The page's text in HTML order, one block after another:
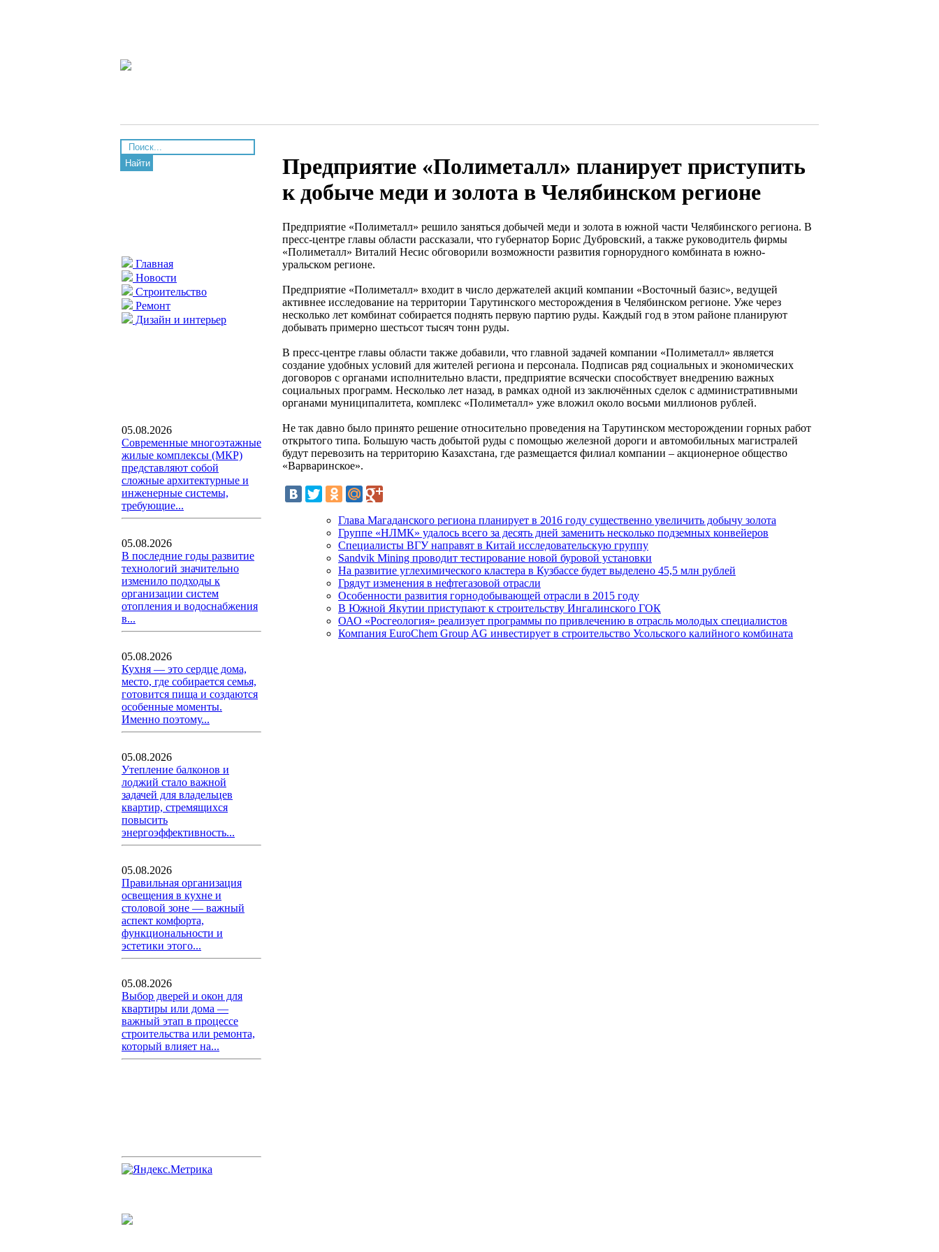
Найти
Главная
Новости
Строительство
Ремонт
Дизайн и интерьер
05.08.2026
Современные многоэтажные
жилые комплексы (МКР)
представляют собой
сложные архитектурные и
инженерные системы,
требующие...
05.08.2026
В последние годы развитие
технологий значительно
изменило подходы к
организации систем
отопления и водоснабжения
в...
05.08.2026
Кухня — это сердце дома,
место, где собирается семья,
готовится пища и создаются
особенные моменты.
Именно поэтому...
05.08.2026
Утепление балконов и
лоджий стало важной
задачей для владельцев
квартир, стремящихся
повысить
энергоэффективность...
05.08.2026
Правильная организация
освещения в кухне и
столовой зоне — важный
аспект комфорта,
функциональности и
эстетики этого...
05.08.2026
Выбор дверей и окон для
квартиры или дома —
важный этап в процессе
строительства или ремонта,
который влияет на...
Предприятие «Полиметалл» планирует приступить
к добыче меди и золота в Челябинском регионе
Предприятие «Полиметалл» решило заняться добычей меди и золота в южной части Челябинского региона. В
пресс-центре главы области рассказали, что губернатор Борис Дубровский, а также руководитель фирмы
«Полиметалл» Виталий Несис обговорили возможности развития горнорудного комбината в южно-
уральском регионе.
Предприятие «Полиметалл» входит в число держателей акций компании «Восточный базис», ведущей
активнее исследование на территории Тарутинского месторождения в Челябинском регионе. Уже через
несколько лет комбинат собирается поднять первую партию руды. Каждый год в этом районе планируют
добывать примерно шестьсот тысяч тонн руды.
В пресс-центре главы области также добавили, что главной задачей компании «Полиметалл» является
создание удобных условий для жителей региона и персонала. Подписав ряд социальных и экономических
договоров с органами исполнительно власти, предприятие всячески способствует внедрению важных
социальных программ. Несколько лет назад, в рамках одной из заключённых сделок с административными
органами муниципалитета, комплекс «Полиметалл» уже вложил около восьми миллионов рублей.
Не так давно было принято решение относительно проведения на Тарутинском месторождении горных работ
открытого типа. Большую часть добытой руды с помощью железной дороги и автомобильных магистралей
будут перевозить на территорию Казахстана, где размещается филиал компании – акционерное общество
«Варваринское».
Глава Магаданского региона планирует в 2016 году существенно увеличить добычу золота
Группе «НЛМК» удалось всего за десять дней заменить несколько подземных конвейеров
Специалисты ВГУ направят в Китай исследовательскую группу
Sandvik Mining проводит тестирование новой буровой установки
На развитие углехимического кластера в Кузбассе будет выделено 45,5 млн рублей
Грядут изменения в нефтегазовой отрасли
Особенности развития горнодобывающей отрасли в 2015 году
В Южной Якутии приступают к строительству Ингалинского ГОК
ОАО «Росгеология» реализует программы по привлечению в отрасль молодых специалистов
Компания EuroChem Group AG инвестирует в строительство Усольского калийного комбината